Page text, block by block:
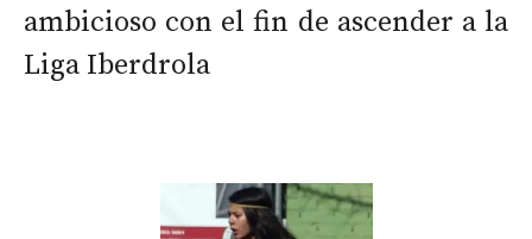
ambicioso con el fin de ascender a la
Liga Iberdrola